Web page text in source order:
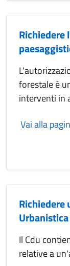
forestale è
interventi in
Vai alla
Richiedere
Il Cdu
relative a